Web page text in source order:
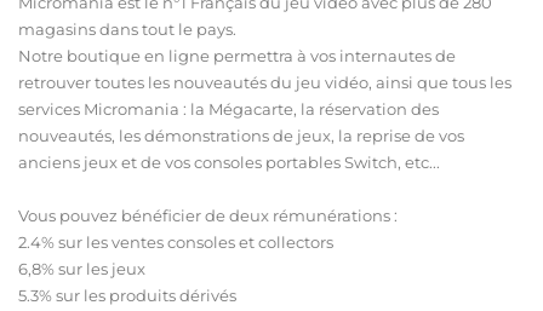
magasins dans tout le pays.
Notre boutique en ligne permettra à vos internautes de
retrouver toutes les nouveautés du jeu vidéo, ainsi que tous les
services Micromania : la Mégacarte, la réservation des
nouveautés, les démonstrations de jeux, la reprise de vos
anciens jeux et de vos consoles portables Switch, etc...
Vous pouvez bénéficier de deux rémunérations :
2.4% sur les ventes consoles et collectors
6,8% sur les jeux
5.3% sur les produits dérivés